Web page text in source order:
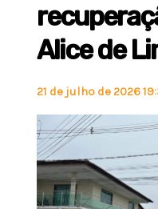
Alice de
21 de julho de 2026